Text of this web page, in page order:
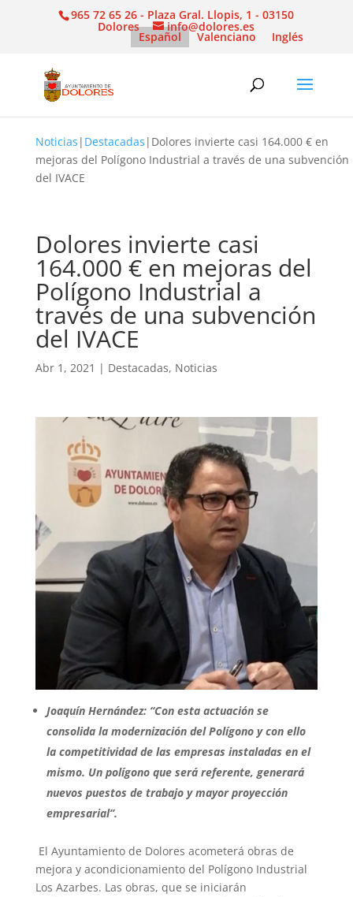
965 72 65 26 - Plaza Gral. Llopis, 1 - 03150
Dolores info@dolores.es
Español Valenciano Inglés
Noticias | Destacadas | Dolores invierte casi 164.000 € en
mejoras del Polígono Industrial a través de una subvención
del IVACE
Dolores invierte casi
164.000 € en mejoras del
Polígono Industrial a
través de una subvención
del IVACE
Abr 1, 2021 | Destacadas, Noticias
Joaquín Hernández: “Con esta actuación se
consolida la modernización del Polígono y con ello
la competitividad de las empresas instaladas en el
mismo. Un polígono que será referente, generará
nuevos puestos de trabajo y mayor proyección
empresarial”.
El Ayuntamiento de Dolores acometerá obras de
mejora y acondicionamiento del Polígono Industrial
Los Azarbes. Las obras, que se iniciarán